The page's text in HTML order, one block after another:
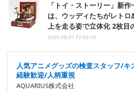
「トイ・ストーリー」新
は、ウッディたちがレト
上を走る姿で立体化 2枚目
2026.08.07 Fri 03:40
人気アニメグッズの検査スタッフ/
経験歓迎/人柄重視
AQUARIUS株式会社